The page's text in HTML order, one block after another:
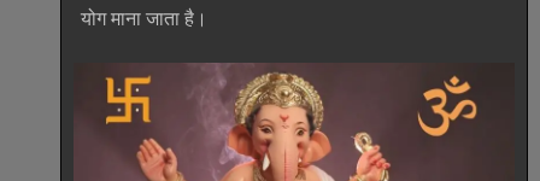
योग माना जाता है।